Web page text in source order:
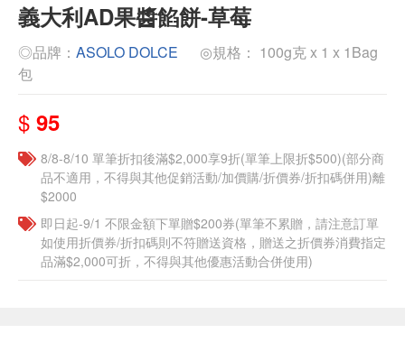
義大利AD果醬餡餅-草莓
◎品牌： ASOLO DOLCE
◎規格： 100g克 x 1 x 1Bag
包
$ 95
8/8-8/10 單筆折扣後滿$2,000享9折(單筆上限折$500)(部分商
品不適用，不得與其他促銷活動/加價購/折價券/折扣碼併用)離
$2000
即日起-9/1 不限金額下單贈$200券(單筆不累贈，請注意訂單
如使用折價券/折扣碼則不符贈送資格，贈送之折價券消費指定
品滿$2,000可折，不得與其他優惠活動合併使用)